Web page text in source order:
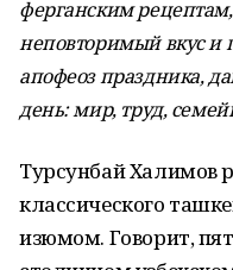
ферганским
неповторимый вкус и
апофеоз праздника,
день: мир, труд,
Турсунбай Халимов
классического
изюмом. Говорит,